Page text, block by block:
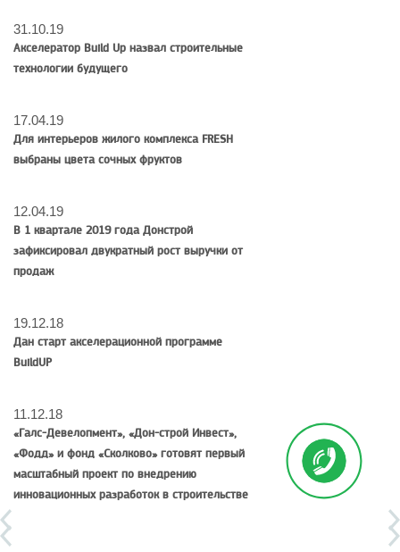
31.10.19
Акселератор Build Up назвал строительные
технологии будущего
17.04.19
Для интерьеров жилого комплекса FRESH
выбраны цвета сочных фруктов
12.04.19
В 1 квартале 2019 года Донстрой
зафиксировал двукратный рост выручки от
продаж
19.12.18
Дан старт акселерационной программе
BuildUP
11.12.18
«Галс-Девелопмент», «Дон-строй Инвест»,
«Фодд» и фонд «Сколково» готовят первый
масштабный проект по внедрению
инновационных разработок в строительстве